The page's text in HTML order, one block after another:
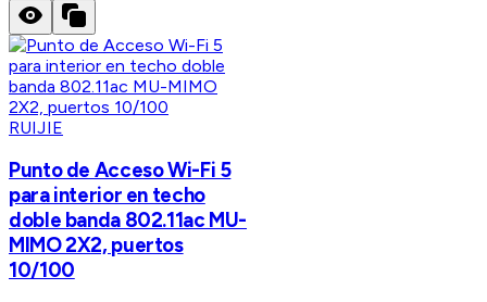
RUIJIE
Punto de Acceso Wi-Fi 5
para interior en techo
doble banda 802.11ac MU-
MIMO 2X2, puertos
10/100